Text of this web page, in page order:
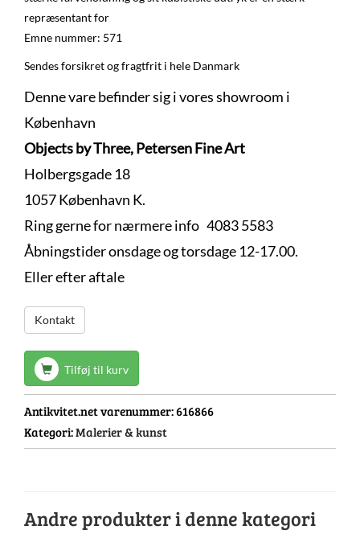
repræsentant for
Emne nummer: 571
Sendes forsikret og fragtfrit i hele Danmark
Denne vare befinder sig i vores showroom i
København
Objects by Three, Petersen Fine Art
Holbergsgade 18
1057 København K.
Ring gerne for nærmere info 4083 5583
Åbningstider onsdage og torsdage 12-17.00.
Eller efter aftale
Kontakt
Tilføj til kurv
Antikvitet.net varenummer:616866
Kategori:Malerier & kunst
Andre produkter i denne kategori